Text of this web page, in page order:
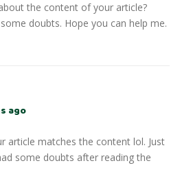
the content of your article?
doubts. Hope you can help me.
ago
article matches the content lol. Just
some doubts after reading the